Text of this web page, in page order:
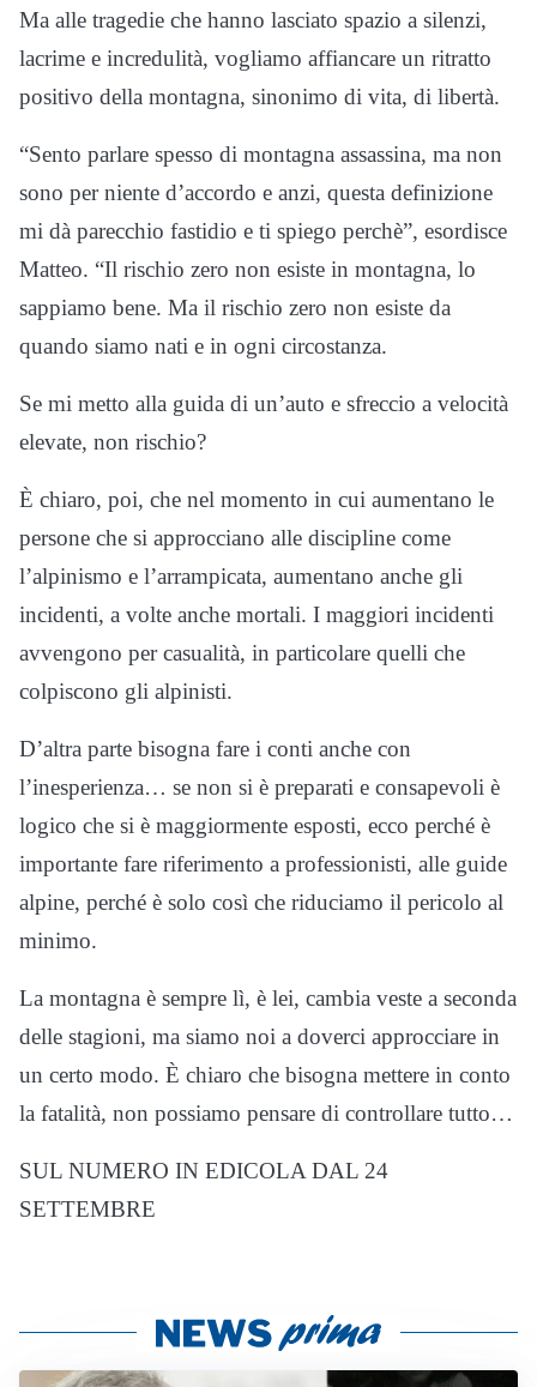
Ma alle tragedie che hanno lasciato spazio a silenzi,
lacrime e incredulità, vogliamo affiancare un ritratto
positivo della montagna, sinonimo di vita, di libertà.
“Sento parlare spesso di montagna assassina, ma non
sono per niente d’accordo e anzi, questa definizione
mi dà parecchio fastidio e ti spiego perchè”, esordisce
Matteo. “Il rischio zero non esiste in montagna, lo
sappiamo bene. Ma il rischio zero non esiste da
quando siamo nati e in ogni circostanza.
Se mi metto alla guida di un’auto e sfreccio a velocità
elevate, non rischio?
È chiaro, poi, che nel momento in cui aumentano le
persone che si approcciano alle discipline come
l’alpinismo e l’arrampicata, aumentano anche gli
incidenti, a volte anche mortali. I maggiori incidenti
avvengono per casualità, in particolare quelli che
colpiscono gli alpinisti.
D’altra parte bisogna fare i conti anche con
l’inesperienza… se non si è preparati e consapevoli è
logico che si è maggiormente esposti, ecco perché è
importante fare riferimento a professionisti, alle guide
alpine, perché è solo così che riduciamo il pericolo al
minimo.
La montagna è sempre lì, è lei, cambia veste a seconda
delle stagioni, ma siamo noi a doverci approcciare in
un certo modo. È chiaro che bisogna mettere in conto
la fatalità, non possiamo pensare di controllare tutto…
SUL NUMERO IN EDICOLA DAL 24
SETTEMBRE